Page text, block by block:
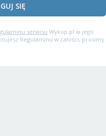
SIĘ
serwisu Wykop.pl w jego
Regulaminu w całości, prosimy